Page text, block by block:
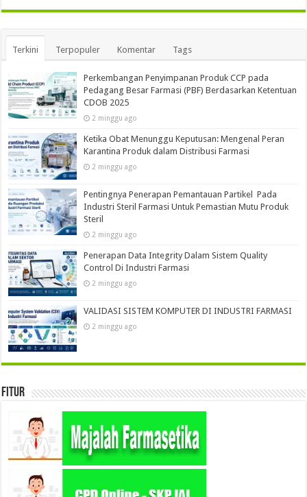
Terkini Terpopuler Komentar Tags
Perkembangan Penyimpanan Produk CCP pada
Pedagang Besar Farmasi (PBF) Berdasarkan Ketentuan
CDOB 2025
2 minggu ago
Ketika Obat Menunggu Keputusan: Mengenal Peran
Karantina Produk dalam Distribusi Farmasi
2 minggu ago
Pentingnya Penerapan Pemantauan Partikel Pada
Industri Steril Farmasi Untuk Pemastian Mutu Produk
Steril
2 minggu ago
Penerapan Data Integrity Dalam Sistem Quality
Control Di Industri Farmasi
2 minggu ago
VALIDASI SISTEM KOMPUTER DI INDUSTRI FARMASI
2 minggu ago
Fitur